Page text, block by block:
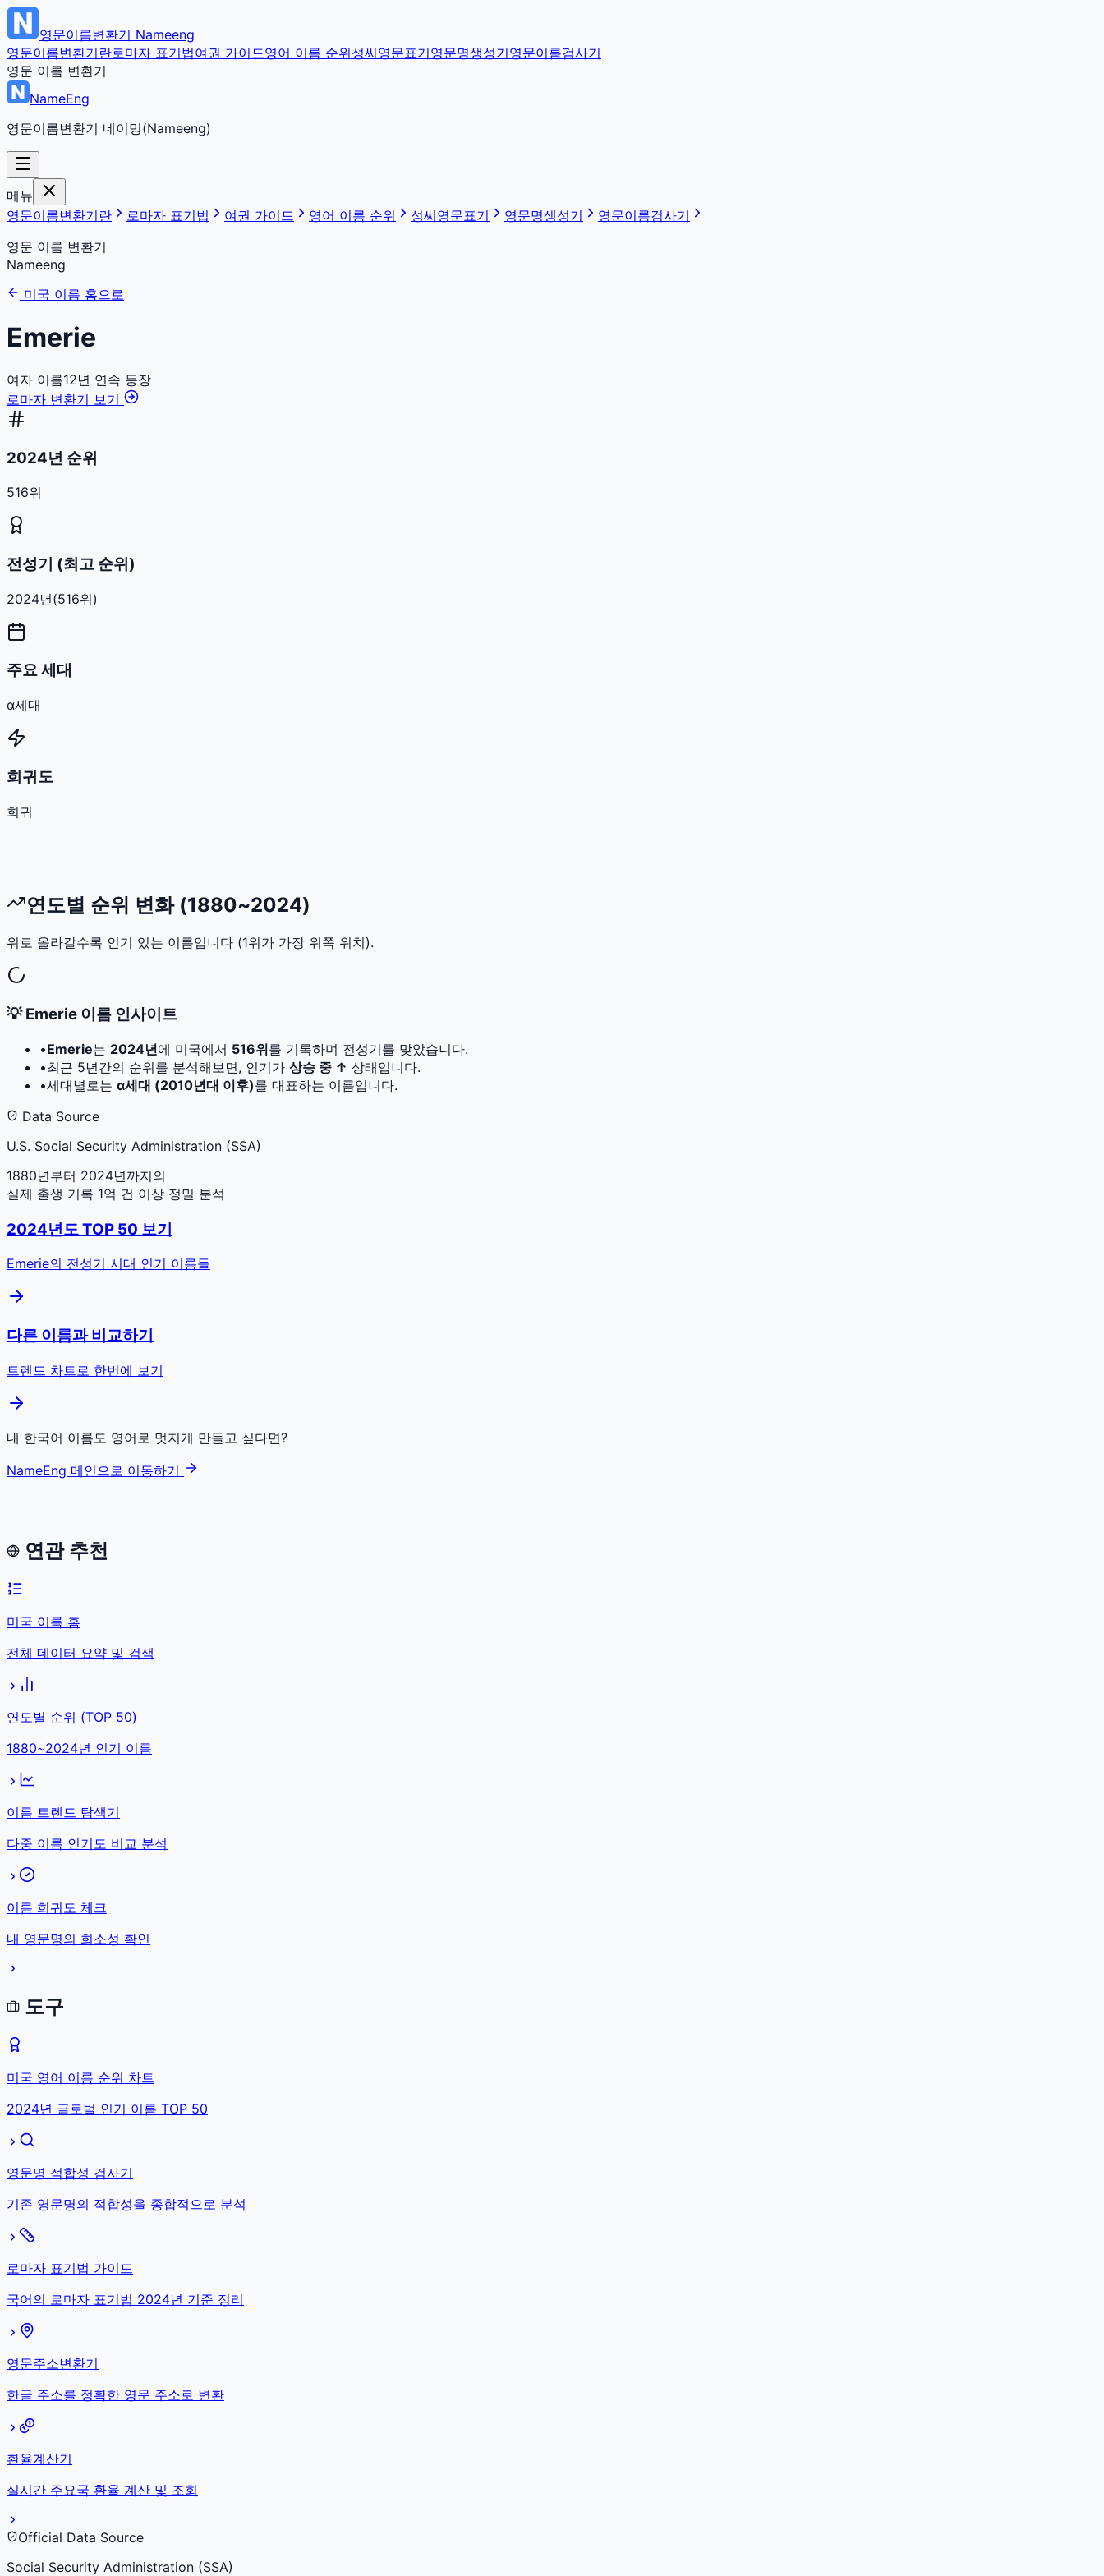
영문이름변환기 Nameeng
영문이름변환기란로마자 표기법여권 가이드영어 이름 순위성씨영문표기영문명생성기영문이름검사기
영문 이름 변환기
NameEng
영문이름변환기 네이밍(Nameeng)
메뉴
영문이름변환기란
로마자 표기법 여권 가이드 영어 이름 순위 성씨영문표기 영문명생성기
영문이름검사기
영문 이름 변환기
Nameeng
미국 이름 홈으로
Emerie
여자 이름12년 연속 등장
로마자 변환기 보기
2024년 순위
516위
전성기 (최고 순위)
2024년(516위)
주요 세대
α세대
희귀도
희귀
연도별 순위 변화 (1880~2024)
위로 올라갈수록 인기 있는 이름입니다 (1위가 가장 위쪽 위치).
💡Emerie 이름 인사이트
•Emerie는 2024년에 미국에서 516위를 기록하며 전성기를 맞았습니다.
•최근 5년간의 순위를 분석해보면, 인기가 상승 중 ↑ 상태입니다.
•세대별로는 α세대 (2010년대 이후)를 대표하는 이름입니다.
Data Source
U.S. Social Security Administration (SSA)
1880년부터 2024년까지의
실제 출생 기록 1억 건 이상 정밀 분석
2024년도 TOP 50 보기
Emerie의 전성기 시대 인기 이름들
다른 이름과 비교하기
트렌드 차트로 한번에 보기
내 한국어 이름도 영어로 멋지게 만들고 싶다면?
NameEng 메인으로 이동하기
연관 추천
미국 이름 홈
전체 데이터 요약 및 검색
연도별 순위 (TOP 50)
1880~2024년 인기 이름
이름 트렌드 탐색기
다중 이름 인기도 비교 분석
이름 희귀도 체크
내 영문명의 희소성 확인
도구
미국 영어 이름 순위 차트
2024년 글로벌 인기 이름 TOP 50
영문명 적합성 검사기
기존 영문명의 적합성을 종합적으로 분석
로마자 표기법 가이드
국어의 로마자 표기법 2024년 기준 정리
영문주소변환기
한글 주소를 정확한 영문 주소로 변환
환율계산기
실시간 주요국 환율 계산 및 조회
Official Data Source
Social Security Administration (SSA)